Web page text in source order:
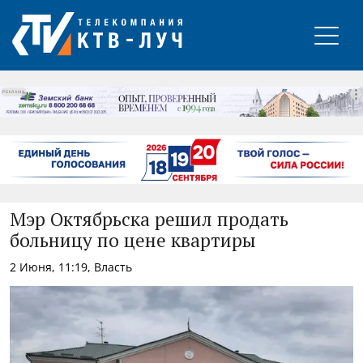
РЕКЛАМА
Мэр Октябрьска решил продать
больницу по цене квартиры
2 Июня, 11:19, Власть